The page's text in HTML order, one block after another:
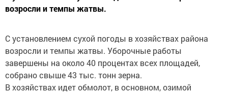
возросли и темпы жатвы.
С установлением сухой погоды в хозяйствах района
возросли и темпы жатвы. Уборочные работы
завершены на около 40 процентах всех площадей,
собрано свыше 43 тыс. тонн зерна.
В хозяйствах идет обмолот, в основном, озимой